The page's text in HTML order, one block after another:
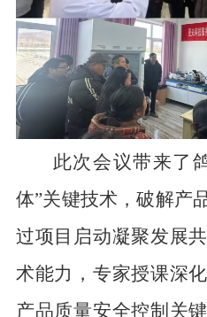
此次会议带来了
体”关键技术，破解产
过项目启动凝聚发展
术能力，专家授课深
产品质量安全控制关